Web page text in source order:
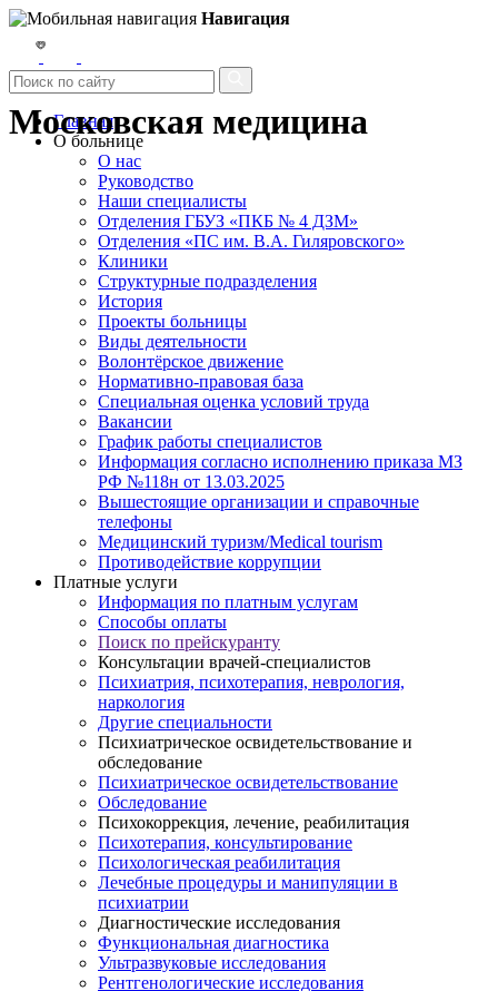
Московская медицина
Навигация
Главная
О больнице
О нас
Руководство
Наши специалисты
Отделения ГБУЗ «ПКБ № 4 ДЗМ»
Отделения «ПС им. В.А. Гиляровского»
Клиники
Структурные подразделения
История
Проекты больницы
Виды деятельности
Волонтёрское движение
Нормативно-правовая база
Специальная оценка условий труда
Вакансии
График работы специалистов
Информация согласно исполнению приказа МЗ
РФ №118н от 13.03.2025
Вышестоящие организации и справочные
телефоны
Медицинский туризм/Medical tourism
Противодействие коррупции
Платные услуги
Информация по платным услугам
Способы оплаты
Поиск по прейскуранту
Консультации врачей-специалистов
Психиатрия, психотерапия, неврология,
наркология
Другие специальности
Психиатрическое освидетельствование и
обследование
Психиатрическое освидетельствование
Обследование
Психокоррекция, лечение, реабилитация
Психотерапия, консультирование
Психологическая реабилитация
Лечебные процедуры и манипуляции в
психиатрии
Диагностические исследования
Функциональная диагностика
Ультразвуковые исследования
Рентгенологические исследования